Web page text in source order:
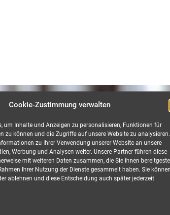
Cookie-Zustimmung verwalten
um Inhalte und Anzeigen zu personalisieren, Funktionen für
zu können und die Zugriffe auf unsere Website zu analysieren.
zu Ihrer Verwendung unserer Website an unsere
Werbung und Analysen weiter. Unsere Partner führen diese
mit weiteren Daten zusammen, die Sie ihnen
Ihrer Nutzung der Dienste gesammelt haben. Sie
ablehnen und diese Entscheidung auch später jederzeit